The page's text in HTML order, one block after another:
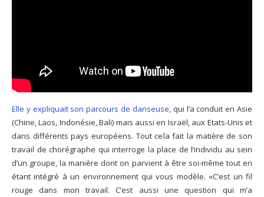
Elle y expliquait son parcours de danseuse, qui l’a conduit en Asie
(Chine, Laos, Indonésie, Bali) mais aussi en Israël, aux Etats-Unis et
dans différents pays européens. Tout cela fait la matière de son
travail de chorégraphe qui interroge la place de l’individu au sein
d’un groupe, la manière dont on parvient à être soi-même tout en
étant intégré à un environnement qui vous modèle. «C’est un fil
rouge dans mon travail. C’est aussi une question qui m’a